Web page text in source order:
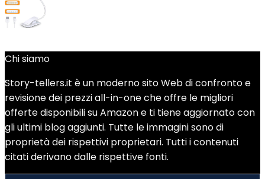
Chi siamo
Story-tellers.it è un moderno sito Web di confronto e
revisione dei prezzi all-in-one che offre le migliori
offerte disponibili su Amazon e ti tiene aggiornato con
gli ultimi blog aggiunti. Tutte le immagini sono di
proprietà dei rispettivi proprietari. Tutti i contenuti
citati derivano dalle rispettive fonti.